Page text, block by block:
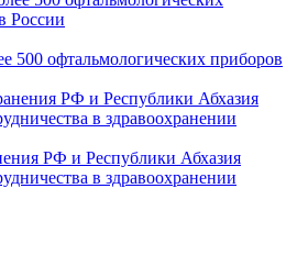
500 офтальмологических приборов
РФ и Республики Абхазия
в здравоохранении
podzheludochnoy-zhelezy-aktualnoe-